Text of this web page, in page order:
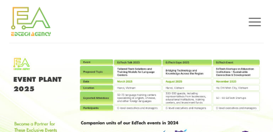
Skip
content